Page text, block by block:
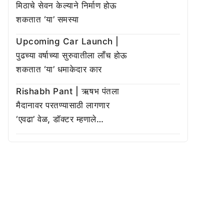
मिठाचे सेवन केल्याने निर्माण होऊ
शकतात ‘या’ समस्या
Upcoming Car Launch |
पुढच्या वर्षाच्या सुरुवातीला लाँच होऊ
शकतात ‘या’ धमाकेदार कार
Rishabh Pant | ऋषभ पंतला
मैदानावर परतण्यासाठी लागणार
‘एवढा’ वेळ, डॉक्टर म्हणाले…